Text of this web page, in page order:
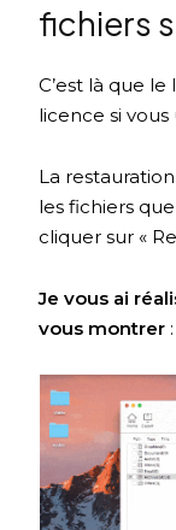
fichiers
C’est là que
licence si vous
La
les fichiers
cliquer sur «
Je vous ai
vous montrer :